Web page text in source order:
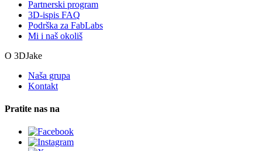
Partnerski program
3D-ispis FAQ
Podrška za FabLabs
Mi i naš okoliš
O 3DJake
Naša grupa
Kontakt
Pratite nas na